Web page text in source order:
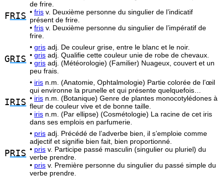
F RIS
de frire.
• fris v. Deuxième personne du singulier de l’indicatif
présent de frire.
• fris v. Deuxième personne du singulier de l’impératif de
frire.
G RIS
• gris adj. De couleur grise, entre le blanc et le noir.
• gris adj. Qualifie cette couleur unie de robe de chevaux.
• gris adj. (Météorologie) (Familier) Nuageux, couvert et un
peu frais.
I RIS
• iris n.m. (Anatomie, Ophtalmologie) Partie colorée de l’œil
qui environne la prunelle et qui présente quelquefois…
• iris n.m. (Botanique) Genre de plantes monocotylédones à
fleur de couleur vive et de bonne taille.
• iris n.m. (Par ellipse) (Cosmétologie) La racine de cet iris
dans ses emplois en parfumerie.
P RIS
• pris adj. Précédé de l’adverbe bien, il s’emploie comme
adjectif et signifie bien fait, bien proportionné.
• pris v. Participe passé masculin (singulier ou pluriel) du
verbe prendre.
• pris v. Première personne du singulier du passé simple du
verbe prendre.